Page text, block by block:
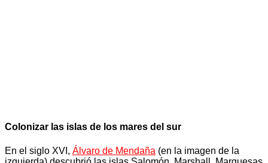
Colonizar las islas de los mares del sur
En el siglo XVI, Álvaro de Mendaña (en la imagen de la